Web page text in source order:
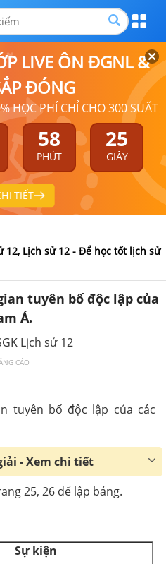
LIVE ÔN ĐGNL &
ĐÓNG
HỌC PHÍ CHỈ CHO 300 SUẤT
58
PHÚT
24
GIÂY
TIẾT
12, Lịch sử 12 - Để học tốt lịch sử
tuyên bố độc lập của
Á.
Lịch sử 12
CÁO
tuyên bố độc lập của các
- Xem chi tiết
25, 26 để lập bảng.
Sự kiện